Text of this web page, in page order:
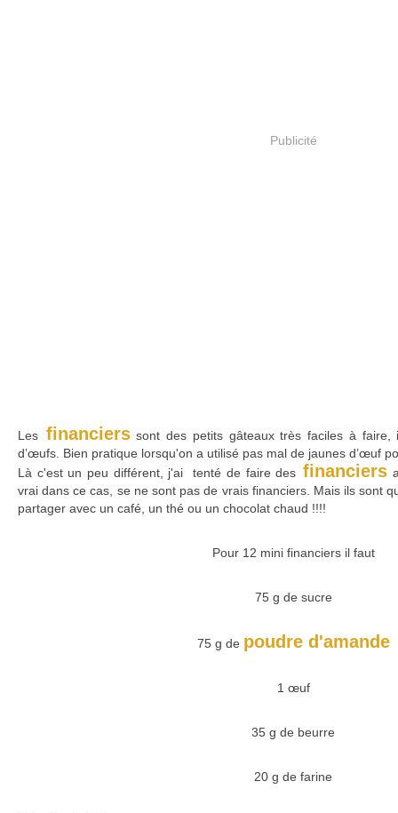
Publicité
Les financierssont des petits gâteaux très faciles à faire,
d’œufs. Bien pratique lorsqu'on a utilisé pas mal de jaunes d’œuf
Là c'est un peu différent, j'ai tenté de faire des financiers
vrai dans ce cas, se ne sont pas de vrais financiers. Mais ils sont
partager avec un café, un thé ou un chocolat chaud !!!!
Pour 12 mini financiers il faut
75 g de sucre
75 g de poudre d'amande
1 œuf
35 g de beurre
20 g de farine